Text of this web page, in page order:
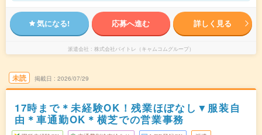
気になる! 応募へ進む 詳しく見る
派遣会社 株式会社バイトレ（キャムコムグループ）
未読 掲載日 2026/07/29
17時まで＊未経験OK！残業ほぼなし▼服装自
由＊車通勤OK＊横芝での営業事務